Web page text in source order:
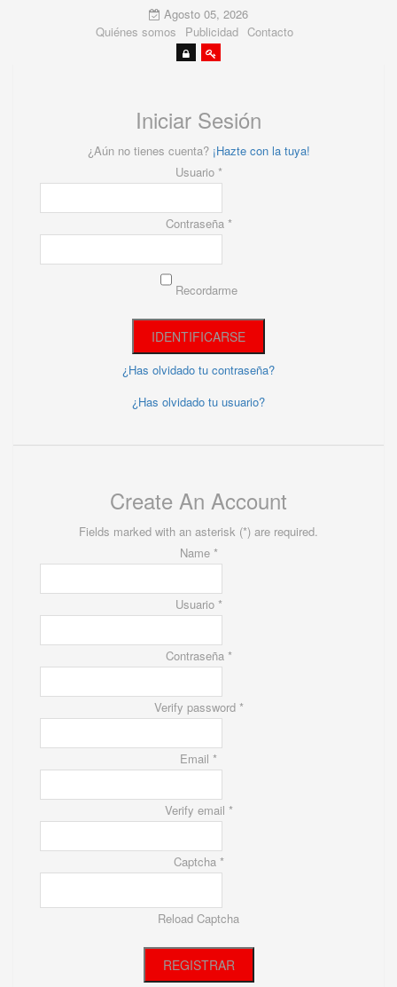
Agosto 05, 2026
Quiénes somos
Publicidad Contacto
Iniciar Sesión
¿Aún no tienes cuenta? ¡Hazte con la tuya!
Usuario *
Contraseña *
Recordarme
¿Has olvidado tu contraseña?
¿Has olvidado tu usuario?
Create An Account
Fields marked with an asterisk (*) are required.
Name *
Usuario *
Contraseña *
Verify password *
Email *
Verify email *
Captcha *
Reload Captcha
REGISTRAR